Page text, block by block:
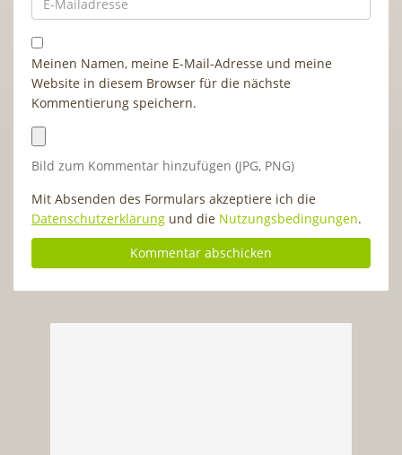
Meinen Namen, meine E-Mail-Adresse und meine
Website in diesem Browser für die nächste
Kommentierung speichern.
Bild zum Kommentar hinzufügen (JPG, PNG)
Mit Absenden des Formulars akzeptiere ich die
Datenschutzerklärung und die Nutzungsbedingungen.